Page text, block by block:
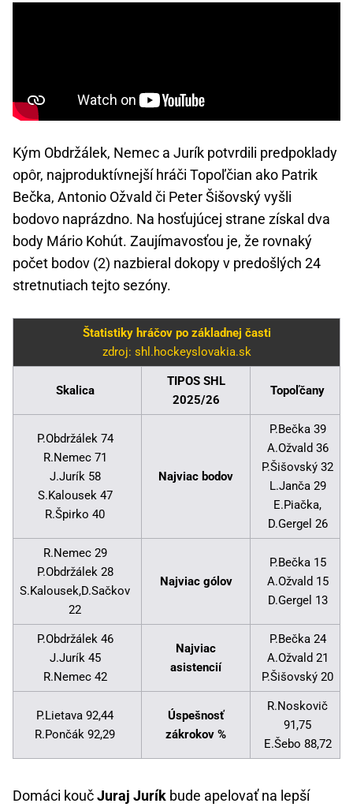
Kým Obdržálek, Nemec a Jurík potvrdili predpoklady
opôr, najproduktívnejší hráči Topoľčian ako Patrik
Bečka, Antonio Ožvald či Peter Šišovský vyšli
bodovo naprázdno. Na hosťujúcej strane získal dva
body Mário Kohút. Zaujímavosťou je, že rovnaký
počet bodov (2) nazbieral dokopy v predošlých 24
stretnutiach tejto sezóny.
Štatistiky hráčov po základnej časti
zdroj: shl.hockeyslovakia.sk
Skalica
TIPOS SHL
2025/26
Topoľčany
P.Obdržálek 74
R.Nemec 71
J.Jurík 58
S.Kalousek 47
R.Špirko 40
Najviac bodov
P.Bečka 39
A.Ožvald 36
P.Šišovský 32
L.Janča 29
E.Piačka,
D.Gergel 26
R.Nemec 29
P.Obdržálek 28
S.Kalousek,D.Sačkov
22
Najviac gólov
P.Bečka 15
A.Ožvald 15
D.Gergel 13
P.Obdržálek 46
J.Jurík 45
R.Nemec 42
Najviac
asistencií
P.Bečka 24
A.Ožvald 21
P.Šišovský 20
P.Lietava 92,44
R.Pončák 92,29
Úspešnosť
zákrokov %
R.Noskovič
91,75
E.Šebo 88,72
Domáci koučJuraj Jurík bude apelovať na lepší